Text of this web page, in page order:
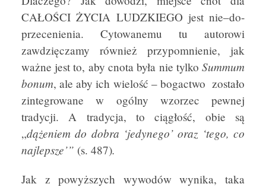
CAŁOŚCI ŻYCIA LUDZKIEGO jest nie–do-
przecenienia. Cytowanemu tu autorowi
zawdzięczamy również przypomnienie, jak
ważne jest to, aby cnota była nie tylkoSummum
bonum, ale aby ich wielość – bogactwo zostało
zintegrowane w ogólny wzorzec pewnej
tradycji. A tradycja, to ciągłość, obie są
„dążeniem do dobra ‘jedynego’ oraz ‘tego, co
najlepsze’” (s. 487).
Jak z powyższych wywodów wynika, taka